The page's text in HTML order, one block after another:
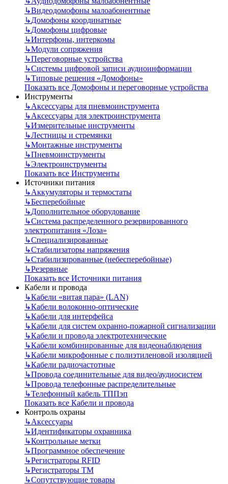
↳Видеодомофоны малоабонентные
↳Домофоны координатные
↳Домофоны цифровые
↳Интерфоны, интеркомы
↳Модули сопряжения
↳Переговорные устройства
↳Системы цифровой записи аудиоинформации
↳Типовые решения «Домофоны»
Показать все Домофоны и переговорные устройства
Инструменты
↳Аксессуары для пневмоинструмента
↳Аксессуары для электроинструмента
↳Измерительные инструменты
↳Лестницы и стремянки
↳Монтажные инструменты
↳Пневмоинструменты
↳Электроинструменты
Показать все Инструменты
Источники питания
↳Аккумуляторы и термостаты
↳Бесперебойные
↳Дополнительное оборудование
↳Система распределенного резервированного
электропитания «Лоза»
↳Специализированные
↳Стабилизаторы напряжения
↳Стабилизированные (небесперебойные)
↳Резервные
Показать все Источники питания
Кабели и провода
↳Кабели «витая пара» (LAN)
↳Кабели волоконно-оптические
↳Кабели для интерфейса
↳Кабели для систем охранно-пожарной сигнализации
↳Кабели и провода электротехнические
↳Кабели комбинированные для видеонаблюдения
↳Кабели микрофонные с полиэтиленовой изоляцией
↳Кабели радиочастотные
↳Провода соединительные для видео/аудиосистем
↳Провода телефонные распределительные
↳Телефонный кабель ТППэп
Показать все Кабели и провода
Контроль охраны
↳Аксессуары
↳Идентификаторы охранника
↳Контрольные метки
↳Программное обеспечение
↳Регистраторы RFID
↳Регистраторы ТМ
↳Сопутствующие товары